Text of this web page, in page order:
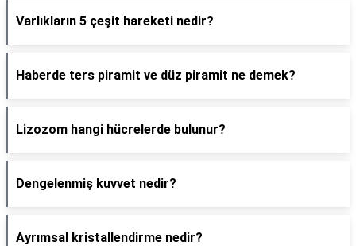
Varlıkların 5 çeşit hareketi nedir?
Haberde ters piramit ve düz piramit ne demek?
Lizozom hangi hücrelerde bulunur?
Dengelenmiş kuvvet nedir?
Ayrımsal kristallendirme nedir?